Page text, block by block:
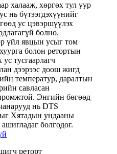
халааж, хөргөх тул уур
нь бүтээгдэхүүнийг
ус цэвэршүүлэх
болно.
үйл явцын усыг том
болон ретортын
ус тусгаарлагч
дээрээс доош жигд
температур, даралтын
савласан
Энгийн бөгөөд
нь DTS
Хятадын ундааны
болгодог.